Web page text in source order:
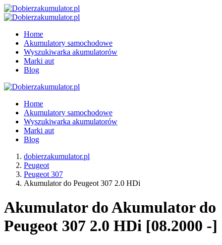
Home
Akumulatory samochodowe
Wyszukiwarka akumulatorów
Marki aut
Blog
Home
Akumulatory samochodowe
Wyszukiwarka akumulatorów
Marki aut
Blog
dobierzakumulator.pl
Peugeot
Peugeot 307
Akumulator do Peugeot 307 2.0 HDi
Akumulator do Akumulator do
Peugeot 307 2.0 HDi [08.2000 -]